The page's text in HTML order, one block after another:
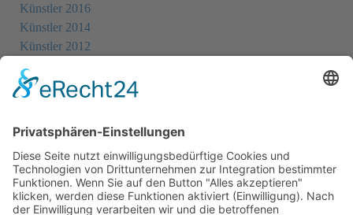
Künstler 2016
Künstler 2014
Künstler 2012
Künstler 2008
Künstler 2004
Alle Ausstellungsorte